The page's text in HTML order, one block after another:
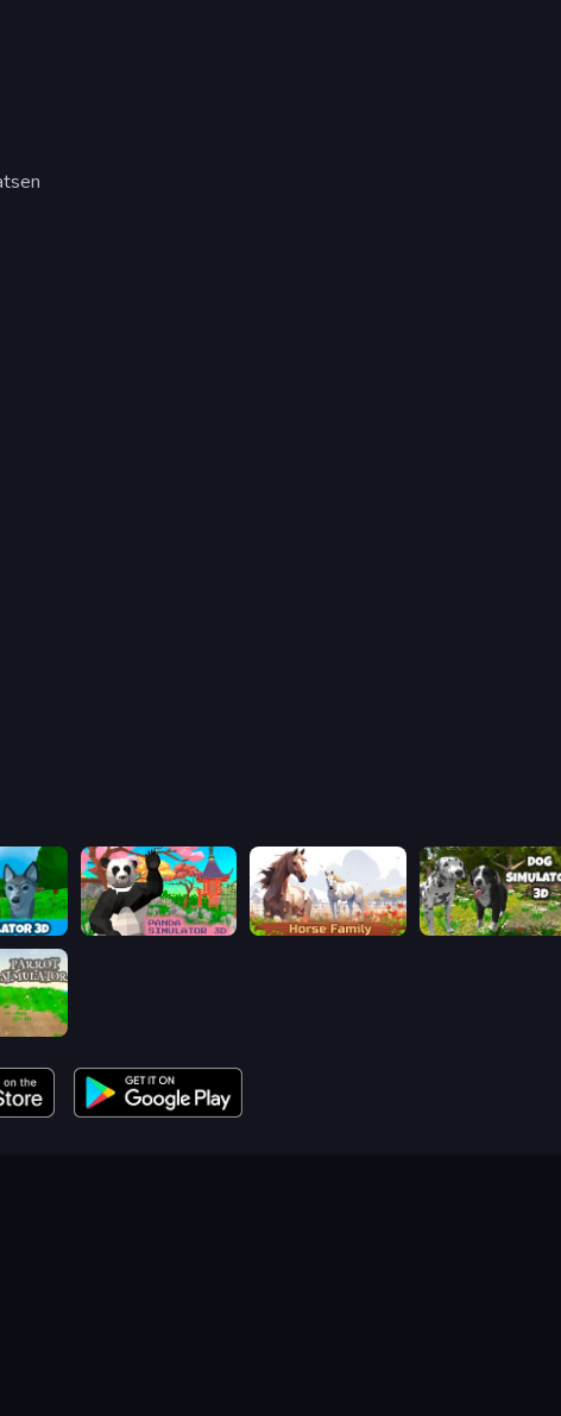
Wolf Simulator: Wild Animals 3D Panda Simulator 3D Horse Simulator 3D Dog Simulator 3D